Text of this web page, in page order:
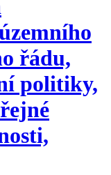
řádu,
politiky,